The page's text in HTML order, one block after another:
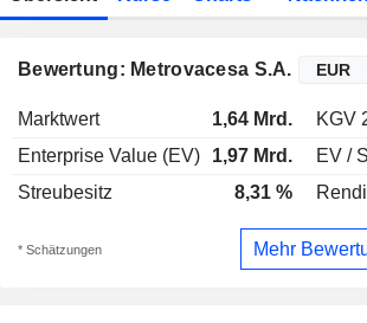
Bewertung: Metrovacesa S.A.
Marktwert 1,64 Mrd. KGV
Enterprise Value (EV)
1,97 Mrd. EV /
Streubesitz
8,31 %
* Schätzungen Mehr